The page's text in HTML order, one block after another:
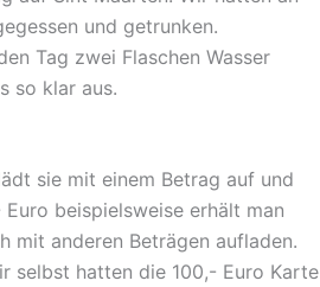
und getrunken.
Tag zwei Flaschen Wasser
so klar aus.
sie mit einem Betrag auf und
beispielsweise erhält man
mit anderen Beträgen aufladen.
selbst hatten die 100,- Euro Karte